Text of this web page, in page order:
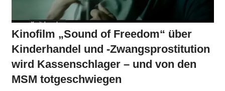
Kinofilm „Sound of Freedom“ über
Kinderhandel und -Zwangsprostitution
wird Kassenschlager – und von den
MSM totgeschwiegen